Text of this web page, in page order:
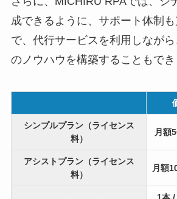
成できるように、サポート体制
で、代行サービスを利用しなが
のノウハウを構築することもでき
シンプルプラン（ライセンス
料）
月額
アシストプラン（ライセンス
料）
月額
1本